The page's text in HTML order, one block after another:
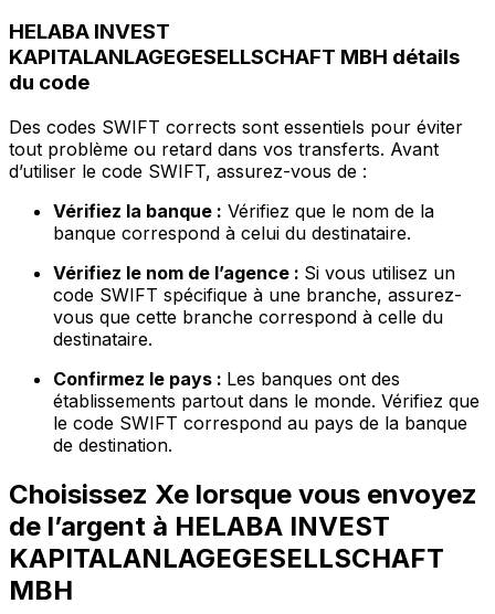
HELABA INVEST
KAPITALANLAGEGESELLSCHAFT MBH détails
du code
Des codes SWIFT corrects sont essentiels pour éviter
tout problème ou retard dans vos transferts. Avant
d’utiliser le code SWIFT, assurez-vous de :
Vérifiez la banque : Vérifiez que le nom de la
banque correspond à celui du destinataire.
Vérifiez le nom de l’agence : Si vous utilisez un
code SWIFT spécifique à une branche, assurez-
vous que cette branche correspond à celle du
destinataire.
Confirmez le pays : Les banques ont des
établissements partout dans le monde. Vérifiez que
le code SWIFT correspond au pays de la banque
de destination.
Choisissez Xe lorsque vous envoyez
de l’argent à HELABA INVEST
KAPITALANLAGEGESELLSCHAFT
MBH